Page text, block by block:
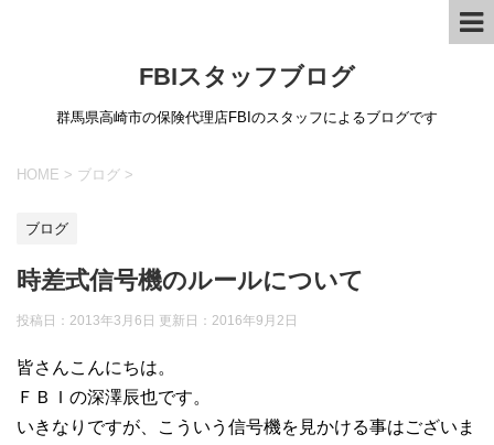
FBIスタッフブログ
群馬県高崎市の保険代理店FBIのスタッフによるブログです
HOME > ブログ >
ブログ
時差式信号機のルールについて
投稿日：2013年3月6日 更新日： 2016年9月2日
皆さんこんにちは。
ＦＢＩの深澤辰也です。
いきなりですが、こういう信号機を見かける事はございま